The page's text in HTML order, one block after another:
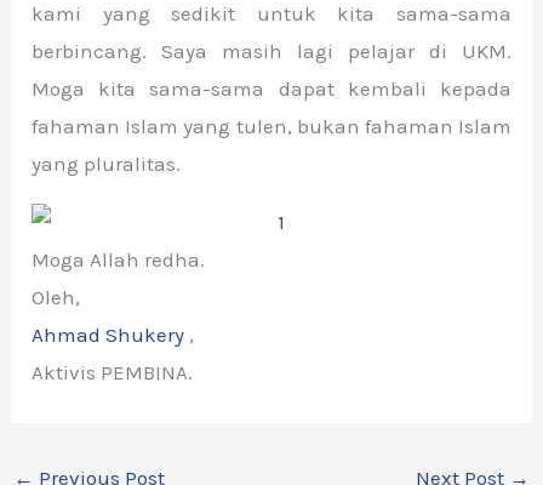
kami yang sedikit untuk kita sama-sama
berbincang. Saya masih lagi pelajar di UKM.
Moga kita sama-sama dapat kembali kepada
fahaman Islam yang tulen, bukan fahaman Islam
yang pluralitas.
Moga Allah redha.
Oleh,
Ahmad Shukery ,
Aktivis PEMBINA.
← Previous Post Next Post →